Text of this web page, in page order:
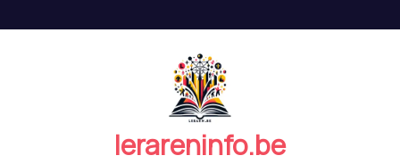
de
lerareninfo.be